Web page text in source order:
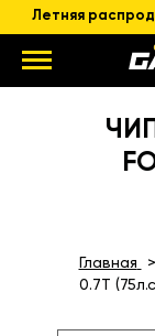
Летняя
Главная
0.7T